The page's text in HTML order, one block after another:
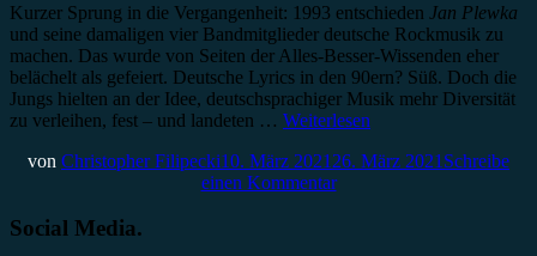
Kurzer Sprung in die Vergangenheit: 1993 entschieden Jan Plewka
und seine damaligen vier Bandmitglieder deutsche Rockmusik zu
machen. Das wurde von Seiten der Alles-Besser-Wissenden eher
belächelt als gefeiert. Deutsche Lyrics in den 90ern? Süß. Doch die
Jungs hielten an der Idee, deutschsprachiger Musik mehr Diversität
zu verleihen, fest – und landeten … Weiterlesen
von Christopher Filipecki10. März 2021 26. März 2021 Schreibe
einen Kommentar
Social Media.